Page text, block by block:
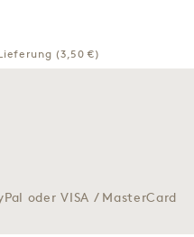
(3,50 €)
oder VISA / MasterCard